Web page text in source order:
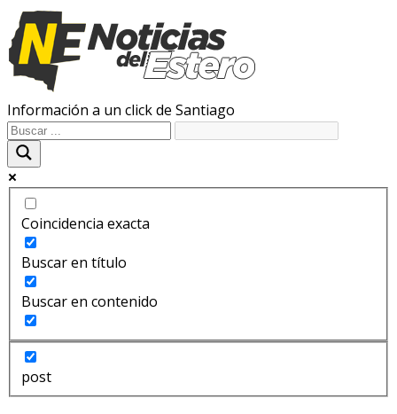
Información a un click de Santiago
Coincidencia exacta
Buscar en título
Buscar en contenido
post